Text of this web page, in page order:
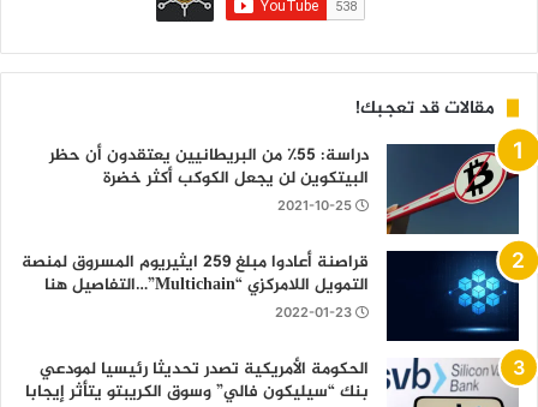
مقالات قد تعجبك!
دراسة: 55٪ من البريطانيين يعتقدون أن حظر
البيتكوين لن يجعل الكوكب أكثر خضرة
2021-10-25
قراصنة أعادوا مبلغ 259 ايثيريوم المسروق لمنصة
التمويل اللامركزي “Multichain”…التفاصيل هنا
2022-01-23
الحكومة الأمريكية تصدر تحديثا رئيسيا لمودعي
بنك “سيليكون فالي” وسوق الكريبتو يتأثر إيجابا